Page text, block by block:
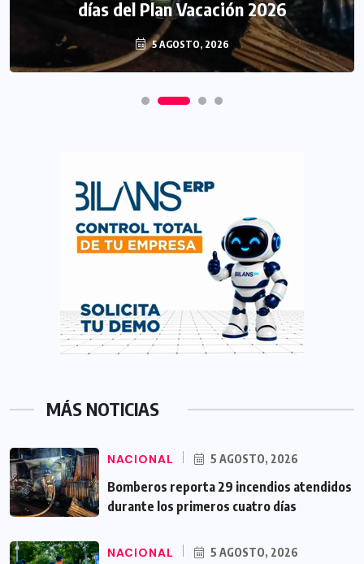
días del Plan Vacación 2026
5 AGOSTO, 2026
MÁS NOTICIAS
NACIONAL 5 AGOSTO, 2026
Bomberos reporta 29 incendios atendidos
durante los primeros cuatro días
NACIONAL 5 AGOSTO, 2026